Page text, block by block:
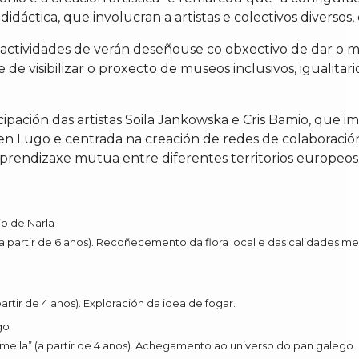
que involucran a artistas e colectivos
de verán deseñouse co obxectivo de dar o
visibilizar o proxecto de museos inclusivos,
das artistas Soila Jankowska e Cris Bamio, que
Lugo e centrada na creación de redes de
mutua entre diferentes territorios
de Narla
partir de 6 anos). Recoñecemento da flora local e das calidades
de 4 anos). Exploración da idea de fogar.
(a partir de 4 anos). Achegamento ao universo do pan galego.